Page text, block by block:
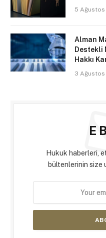
5 Ağustos
Alman
Destekli
Hakkı
3 Ağustos
E
Hukuk haberleri,
bültenlerinin size